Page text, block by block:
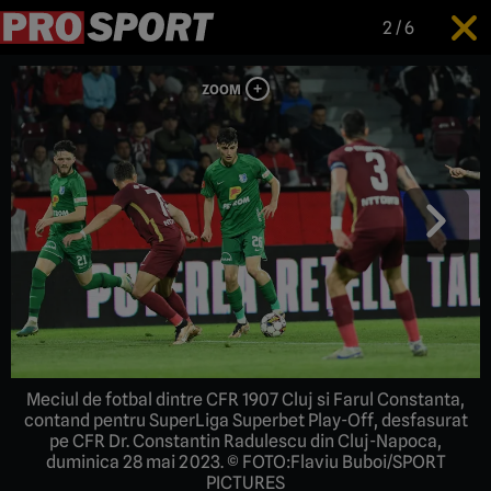
2 /6
Meciul de fotbal dintre CFR 1907 Cluj si Farul Constanta,
contand pentru SuperLiga Superbet Play-Off, desfasurat
pe CFR Dr. Constantin Radulescu din Cluj-Napoca,
duminica 28 mai 2023. © FOTO:Flaviu Buboi/SPORT
PICTURES